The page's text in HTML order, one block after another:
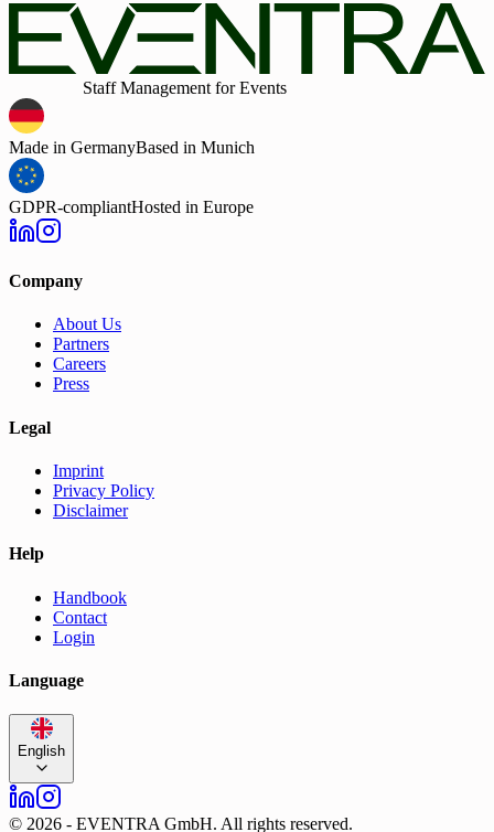
at any time. Furthermore, by submitting the form, I agree to the
general terms and conditions.
Staff Management for Events
Made in GermanyBased in Munich
GDPR-compliantHosted in Europe
Company
About Us
Partners
Careers
Press
Legal
Imprint
Privacy Policy
Disclaimer
Help
Handbook
Contact
Login
Language
English
© 2026 - EVENTRA GmbH. All rights reserved.